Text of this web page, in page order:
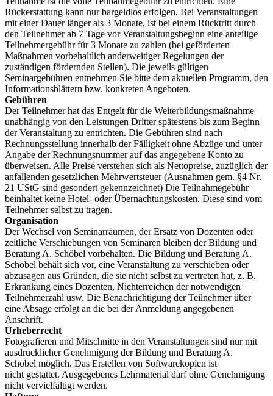
Rückerstattung kann nur bargeldlos erfolgen. Bei Veranstaltungen
mit einer Dauer länger als 3 Monate, ist bei einem Rücktritt durch
den Teilnehmer ab 7 Tage vor Veranstaltungsbeginn eine anteilige
Teilnehmergebühr für 3 Monate zu zahlen (bei geförderten
Maßnahmen vorbehaltlich anderweitiger Regelungen der
zuständigen fördernden Stellen). Die jeweils gültigen
Seminargebühren entnehmen Sie bitte dem aktuellen Programm, den
Informationsblättern bzw. konkreten Angeboten.
Gebühren
Der Teilnehmer hat das Entgelt für die Weiterbildungsmaßnahme
unabhängig von den Leistungen Dritter spätestens bis zum Beginn
der Veranstaltung zu entrichten. Die Gebühren sind nach
Rechnungsstellung innerhalb der Fälligkeit ohne Abzüge und unter
Angabe der Rechnungsnummer auf das angegebene Konto zu
überweisen. Alle Preise verstehen sich als Nettopreise, zuzüglich der
anfallenden gesetzlichen Mehrwertsteuer (Ausnahmen gem. §4 Nr.
21 UStG sind gesondert gekennzeichnet) Die Teilnahmegebühr
beinhaltet keine Hotel- oder Übernachtungskosten. Diese sind vom
Teilnehmer selbst zu tragen.
Organisation
Der Wechsel von Seminarräumen, der Ersatz von Dozenten oder
zeitliche Verschiebungen von Seminaren bleiben der Bildung und
Beratung A. Schöbel vorbehalten. Die Bildung und Beratung A.
Schöbel behält sich vor, eine Veranstaltung zu verschieben oder
abzusagen aus Gründen, die sie nicht selbst zu vertreten hat, z. B.
Erkrankung eines Dozenten, Nichterreichen der notwendigen
Teilnehmerzahl usw. Die Benachrichtigung der Teilnehmer über
eine Absage erfolgt an die bei der Anmeldung angegebenen
Anschrift.
Urheberrecht
Fotografieren und Mitschnitte in den Veranstaltungen sind nur mit
ausdrücklicher Genehmigung der Bildung und Beratung A.
Schöbel möglich. Das Erstellen von Softwarekopien ist
nicht gestattet. Ausgegebenes Lehrmaterial darf ohne Genehmigung
nicht vervielfältigt werden.